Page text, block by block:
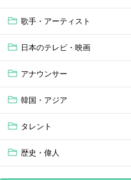
歌手・アーティスト
日本のテレビ・映画
アナウンサー
韓国・アジア
タレント
歴史・偉人